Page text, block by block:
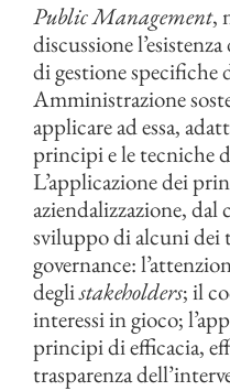
Public Management,
discussione
di gestione specifiche
Amministrazione
applicare ad essa,
principi e le tecniche
L’applicazione dei
aziendalizzazione, dal
sviluppo di alcuni
governance:
deglistakeholders; il
interessi in gioco;
principi di efficacia,
trasparenza